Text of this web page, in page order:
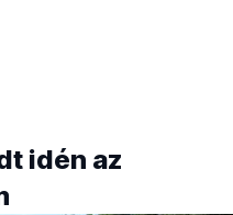
idén az